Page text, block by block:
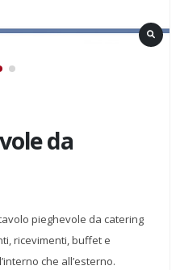
da
pieghevole da catering
ricevimenti, buffet e
che all’esterno.